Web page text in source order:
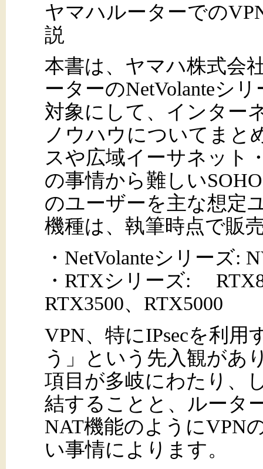
ヤマハルーターでの
説
本書は、ヤマハ株式会
ーターのNetVolanteシ
対象にして、インター
ノウハウについてまと
スや広域イーサネット
の事情から難しい
のユーザーを主な想定
機種は、執筆時点で販
・NetVolanteシリーズ:
・RTXシリーズ:
RTX3500、RTX5000
VPN、特にIPsecを利
う」という先入観があ
項目が多岐にわたり、
結することと、ルータ
NAT機能のようにVPN
い事情によります。